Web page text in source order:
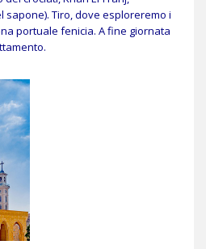
sapone). Tiro, dove esploreremo i
portuale fenicia. A fine giornata